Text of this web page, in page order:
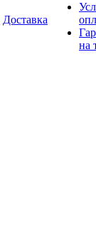
Доставка
на